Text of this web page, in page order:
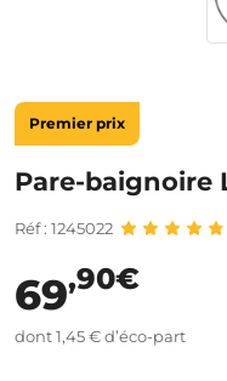
Premier prix
Pare-baignoire
Réf : 1245022
69,90€
dont 1,45 € d’éco-part